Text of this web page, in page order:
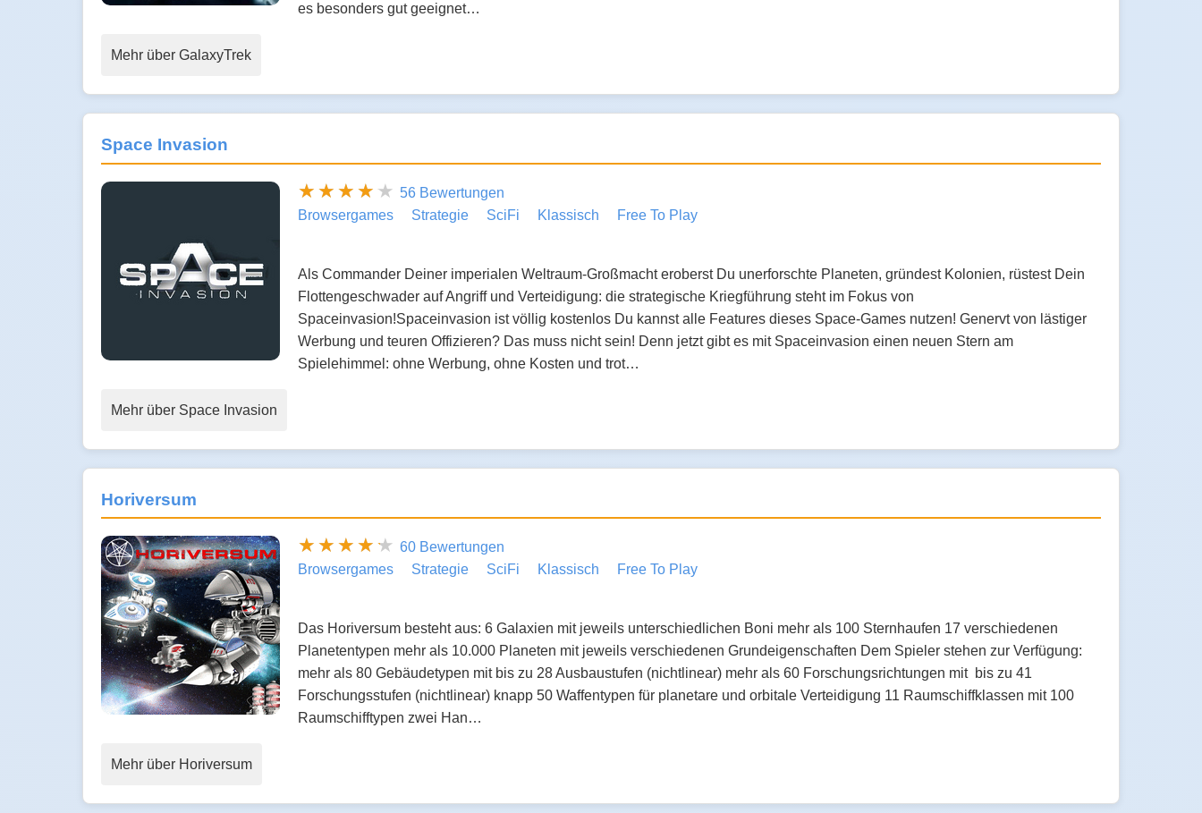
es besonders gut geeignet…
Mehr über GalaxyTrek
Space Invasion
56 Bewertungen
Browsergames
Strategie SciFi Klassisch Free To Play
Als Commander Deiner imperialen Weltraum-Großmacht eroberst Du unerforschte Planeten, gründest Kolonien, rüstest Dein
Flottengeschwader auf Angriff und Verteidigung: die strategische Kriegführung steht im Fokus von
Spaceinvasion!Spaceinvasion ist völlig kostenlos Du kannst alle Features dieses Space-Games nutzen! Genervt von lästiger
Werbung und teuren Offizieren? Das muss nicht sein! Denn jetzt gibt es mit Spaceinvasion einen neuen Stern am
Spielehimmel: ohne Werbung, ohne Kosten und trot…
Mehr über Space Invasion
Horiversum
60 Bewertungen
Browsergames
Strategie SciFi Klassisch Free To Play
Das Horiversum besteht aus: 6 Galaxien mit jeweils unterschiedlichen Boni mehr als 100 Sternhaufen 17 verschiedenen
Planetentypen mehr als 10.000 Planeten mit jeweils verschiedenen Grundeigenschaften Dem Spieler stehen zur Verfügung:
mehr als 80 Gebäudetypen mit bis zu 28 Ausbaustufen (nichtlinear) mehr als 60 Forschungsrichtungen mit bis zu 41
Forschungsstufen (nichtlinear) knapp 50 Waffentypen für planetare und orbitale Verteidigung 11 Raumschiffklassen mit 100
Raumschifftypen zwei Han…
Mehr über Horiversum